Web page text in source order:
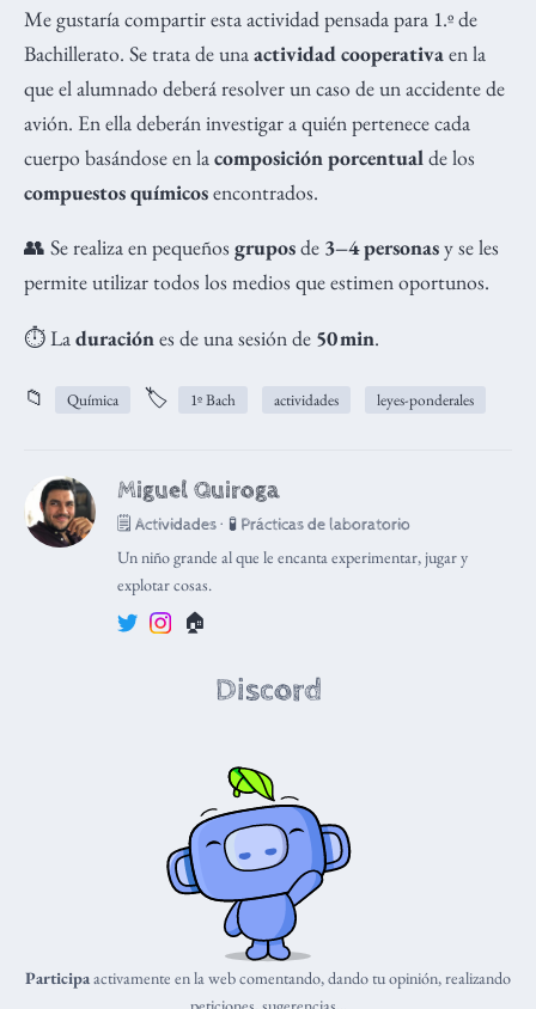
Me gustaría compartir esta actividad pensada para 1.º de
Bachillerato. Se trata de unaactividad cooperativaen la
que el alumnado deberá resolver un caso de un accidente de
avión. En ella deberán investigar a quién pertenece cada
cuerpo basándose en lacomposición porcentualde los
compuestos químicosencontrados.
👥 Se realiza en pequeños gruposde 3–4 personasy se les
permite utilizar todos los medios que estimen oportunos.
⏱️ Laduraciónes de una sesión de 50min.
📁 Química 🏷️ 1º Bach actividades leyes-ponderales
Miguel Quiroga
🗒️ Actividades · 🧪 Prácticas de laboratorio
Un niño grande al que le encanta experimentar, jugar y
explotar cosas.
🏠
Discord
Participaactivamente en la web comentando, dando tu opinión, realizando